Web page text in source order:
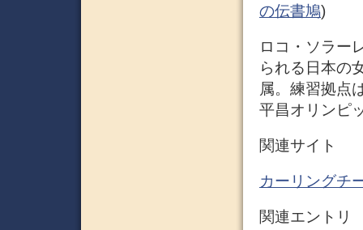
の伝書鳩)
ロコ・ソラー
られる日本の
属。練習拠点
平昌オリンピ
関連サイト
カーリングチ
関連エントリ